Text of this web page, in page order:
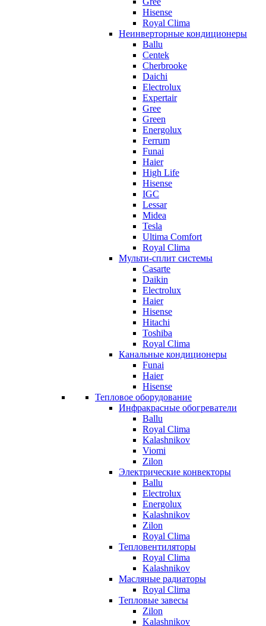
Hisense
Royal Clima
Неинверторные кондиционеры
Ballu
Centek
Cherbrooke
Daichi
Electrolux
Expertair
Gree
Green
Energolux
Ferrum
Funai
Haier
High Life
Hisense
IGC
Lessar
Midea
Tesla
Ultima Comfort
Royal Clima
Мульти-сплит системы
Casarte
Daikin
Electrolux
Haier
Hisense
Hitachi
Toshiba
Royal Clima
Канальные кондиционеры
Funai
Haier
Hisense
Тепловое оборудование
Инфракрасные обогреватели
Ballu
Royal Clima
Kalashnikov
Viomi
Zilon
Электрические конвекторы
Ballu
Electrolux
Energolux
Kalashnikov
Zilon
Royal Clima
Тепловентиляторы
Royal Clima
Kalashnikov
Масляные радиаторы
Royal Clima
Тепловые завесы
Zilon
Kalashnikov